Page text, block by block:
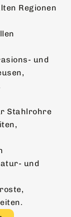
Regionen
und
Stahlrohre
und